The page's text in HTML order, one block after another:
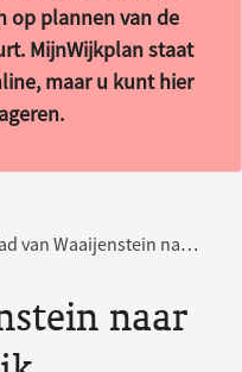
op plannen van de
MijnWijkplan staat
maar u kunt hier
van Waaijenstein naar Oosterhoutse dijk
naar